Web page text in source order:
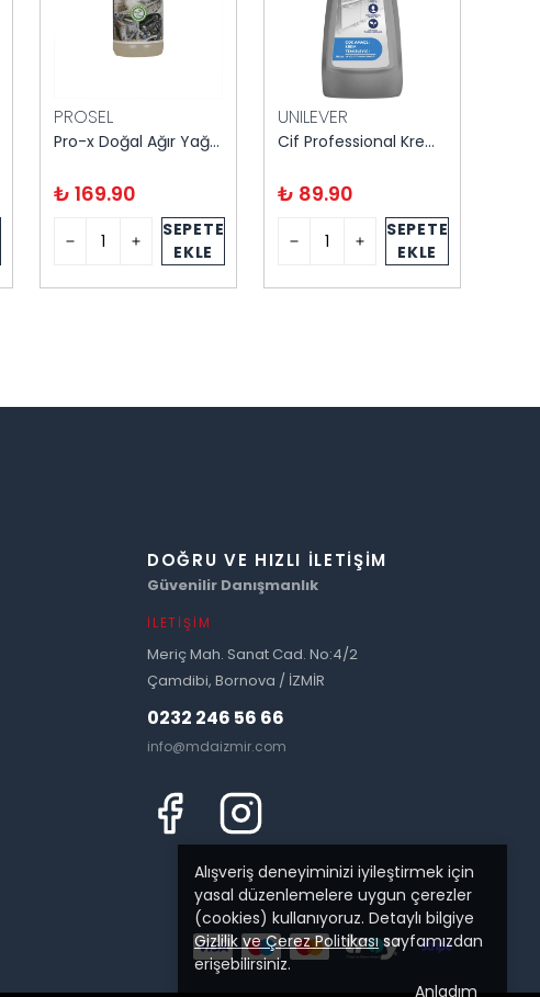
Alışveriş deneyiminizi iyileştirmek için
yasal düzenlemelere uygun çerezler
(cookies) kullanıyoruz. Detaylı bilgiye
Gizlilik ve Çerez Politikasısayfamızdan
erişebilirsiniz.
Anladım
PROSEL
Pro-x Doğal Ağır Yağ ve Kir Sökücü 1 kg
₺ 169.90
SEPETE
EKLE
UNILEVER
Cif Professional Krem Temizleyici – Çok Amaçlı, 750 ml
₺ 89.90
SEPETE
EKLE
DOĞRU VE HIZLI İLETIŞIM
Güvenilir Danışmanlık
İLETIŞIM
Meriç Mah. Sanat Cad. No:4/2
Çamdibi, Bornova / İZMİR
0232 246 56 66
info@mdaizmir.com